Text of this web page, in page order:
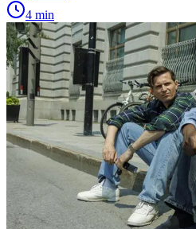
4 min